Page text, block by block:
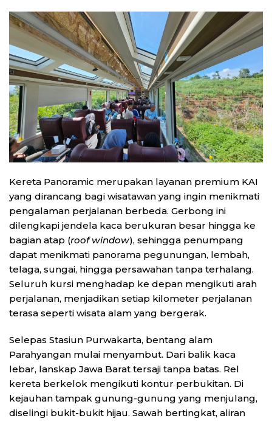
Kereta Panoramic merupakan layanan premium KAI
yang dirancang bagi wisatawan yang ingin menikmati
pengalaman perjalanan berbeda. Gerbong ini
dilengkapi jendela kaca berukuran besar hingga ke
bagian atap (roof window), sehingga penumpang
dapat menikmati panorama pegunungan, lembah,
telaga, sungai, hingga persawahan tanpa terhalang.
Seluruh kursi menghadap ke depan mengikuti arah
perjalanan, menjadikan setiap kilometer perjalanan
terasa seperti wisata alam yang bergerak.
Selepas Stasiun Purwakarta, bentang alam
Parahyangan mulai menyambut. Dari balik kaca
lebar, lanskap Jawa Barat tersaji tanpa batas. Rel
kereta berkelok mengikuti kontur perbukitan. Di
kejauhan tampak gunung-gunung yang menjulang,
diselingi bukit-bukit hijau. Sawah bertingkat, aliran